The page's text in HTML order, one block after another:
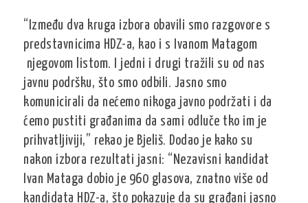
“Između dva kruga izbora obavili smo razgovore s
predstavnicima HDZ-a, kao i s Ivanom Matagom
njegovom listom. I jedni i drugi tražili su od nas
javnu podršku, što smo odbili. Jasno smo
komunicirali da nećemo nikoga javno podržati i da
ćemo pustiti građanima da sami odluče tko im je
prihvatljiviji,” rekao je Bjeliš. Dodao je kako su
nakon izbora rezultati jasni: “Nezavisni kandidat
Ivan Mataga dobio je 960 glasova, znatno više od
kandidata HDZ-a, što pokazuje da su građani jasno